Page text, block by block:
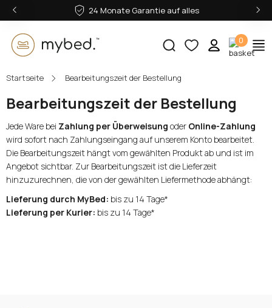
24 Monate Garantie auf alles
‹ ›
0
Startseite Bearbeitungszeit der Bestellung
E-Mail:
Passwort:
Anmelden
Bearbeitungszeit der Bestellung
Jede Ware bei Zahlung per Überweisung oder Online-Zahlung
wird sofort nach Zahlungseingang auf unserem Konto bearbeitet.
Die Bearbeitungszeit hängt vom gewählten Produkt ab und ist im
Angebot sichtbar. Zur Bearbeitungszeit ist die Lieferzeit
hinzuzurechnen, die von der gewählten Liefermethode abhängt:
Lieferung durch MyBed: bis zu 14 Tage*
Lieferung per Kurier: bis zu 14 Tage*